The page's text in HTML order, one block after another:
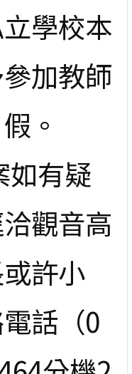
學校本
加教師
。
如有疑
觀音高
許小
話（0